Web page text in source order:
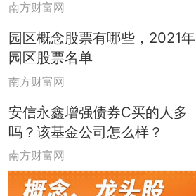
南方财富网
园区概念股票有哪些，2021年
园区股票名单
南方财富网
安信永鑫增强债券C买的人多
吗？该基金公司怎么样？
南方财富网